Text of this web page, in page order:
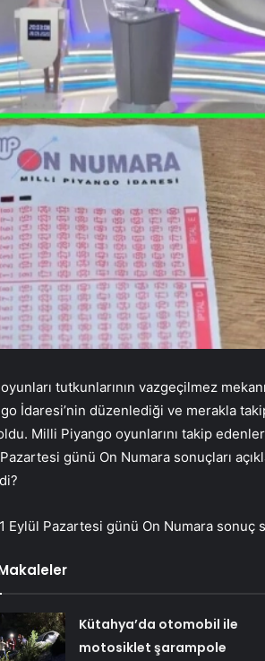
tutkunlarının vazgeçilmez
İdaresi’nin düzenlediği ve merakla
Milli Piyango oyunlarını takip
günü On Numara sonuçları
Eylül Pazartesi günü On Numara sonuç
Kütahya’da otomobil ile
motosiklet şarampole